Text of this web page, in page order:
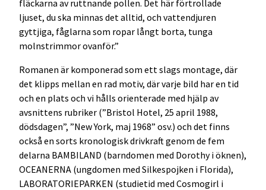
fläckarna av ruttnande pollen. Det här förtrollade
ljuset, du ska minnas det alltid, och vattendjuren
gyttjiga, fåglarna som ropar långt borta, tunga
molnstrimmor ovanför.”
Romanen är komponerad som ett slags montage, där
det klipps mellan en rad motiv, där varje bild har en tid
och en plats och vi hålls orienterade med hjälp av
avsnittens rubriker (”Bristol Hotel, 25 april 1988,
dödsdagen”, ”New York, maj 1968” osv.) och det finns
också en sorts kronologisk drivkraft genom de fem
delarna BAMBILAND (barndomen med Dorothy i öknen),
OCEANERNA (ungdomen med Silkespojken i Florida),
LABORATORIEPARKEN (studietid med Cosmogirl i